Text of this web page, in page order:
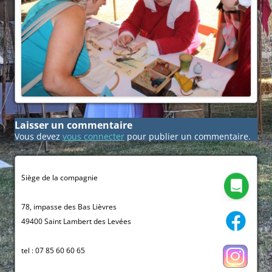
Laisser un commentaire
Vous devez vous connecter pour publier un commentaire.
Siège de la compagnie
78, impasse des Bas Lièvres
49400 Saint Lambert des Levées
tel : 07 85 60 60 65